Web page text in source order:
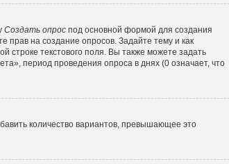
Создать опрос под основной формой для создания
прав на создание опросов. Задайте тему и как
строке текстового поля. Вы также можете задать
период проведения опроса в днях (0 означает, что
количество вариантов, превышающее это